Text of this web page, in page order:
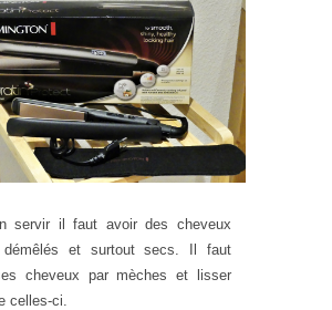
servir il faut avoir des cheveux
démêlés et surtout secs. Il faut
cheveux par mèches et lisser
celles-ci.